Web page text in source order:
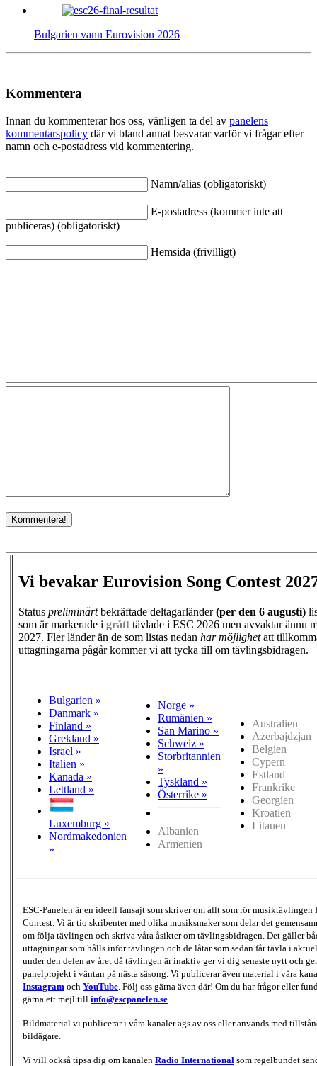
Bulgarien vann Eurovision 2026
Kommentera
Innan du kommenterar hos oss, vänligen ta del av panelens
kommentarspolicy där vi bland annat besvarar varför vi frågar efter
namn och e-postadress vid kommentering.
Namn/alias (obligatoriskt)
E-postadress (kommer inte att
publiceras) (obligatoriskt)
Hemsida (frivilligt)
Vi bevakar Eurovision Song Contest
Status preliminärtbekräftade deltagarländer(per den 6 augusti)
som är markerade i grått tävlade i ESC 2026 men avvaktar ännu
2027. Fler länder än de som listas nedan har möjlighetatt
uttagningarna pågår kommer vi att tycka till om tävlingsbidragen.
Bulgarien »
Danmark »
Finland »
Grekland »
Israel »
Italien »
Kanada »
Lettland »
Luxemburg »
Nordmakedonien
»
Norge »
Rumänien »
San Marino »
Schweiz »
Storbritannien
»
Tyskland »
Österrike »
Albanien
Armenien
Australien
Azerbajdzjan
Belgien
Cypern
Estland
Frankrike
Georgien
Kroatien
Litauen
ESC-Panelen är en ideell fansajt som skriver om allt som rör musiktävlingen
Contest. Vi är tio skribenter med olika musiksmaker som delar det
om följa tävlingen och skriva våra åsikter om tävlingsbidragen. Det gäller
uttagningar som hålls inför tävlingen och de låtar som sedan får tävla i
under den delen av året då tävlingen är inaktiv ger vi dig senaste nytt och
panelprojekt i väntan på nästa säsong. Vi publicerar även material i våra
Instagram och YouTube . Följ oss gärna även där! Om du har frågor eller
gärna ett mejl till info@escpanelen.se
Bildmaterial vi publicerar i våra kanaler ägs av oss eller används med
bildägare.
Vi vill också tipsa dig om kanalen Radio International som regelbundet